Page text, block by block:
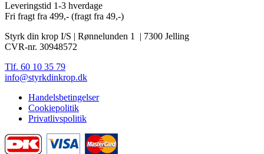
Leveringstid 1-3 hverdage
Fri fragt fra 499,- (fragt fra 49,-)
Styrk din krop I/S | Rønnelunden 1 | 7300 Jelling
CVR-nr. 30948572
Tlf. 60 10 35 79
info@styrkdinkrop.dk
Handelsbetingelser
Cookiepolitik
Privatlivspolitik